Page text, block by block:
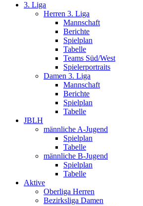
3. Liga
Herren 3. Liga
Mannschaft
Berichte
Spielplan
Tabelle
Teams Süd/West
Spielerportraits
Damen 3. Liga
Mannschaft
Berichte
Spielplan
Tabelle
JBLH
männliche A-Jugend
Spielplan
Tabelle
männliche B-Jugend
Spielplan
Tabelle
Aktive
Oberliga Herren
Bezirksliga Damen